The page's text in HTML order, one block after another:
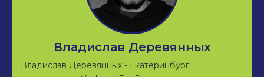
Владислав Деревянных
Владислав Деревянных - Екатеринбург